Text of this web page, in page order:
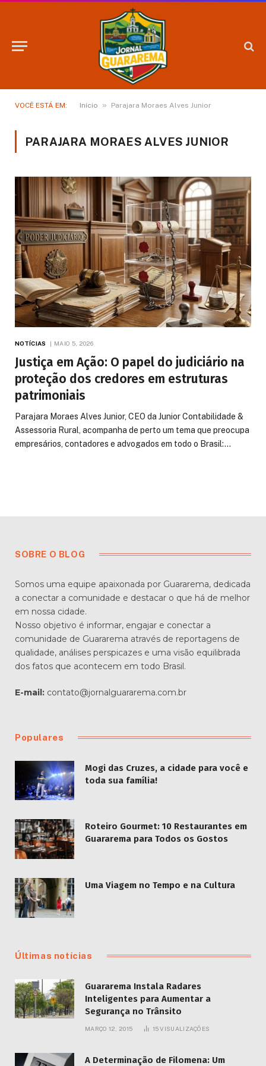
VOCÊ ESTÁ EM: Início » Parajara Moraes Alves Junior
PARAJARA MORAES ALVES JUNIOR
NOTÍCIAS MAIO 5, 2026
Justiça em Ação: O papel do judiciário na
proteção dos credores em estruturas
patrimoniais
Parajara Moraes Alves Junior, CEO da Junior Contabilidade &
Assessoria Rural, acompanha de perto um tema que preocupa
empresários, contadores e advogados em todo o Brasil:…
SOBRE O BLOG
Somos uma equipe apaixonada por Guararema, dedicada
a conectar a comunidade e destacar o que há de melhor
em nossa cidade.
Nosso objetivo é informar, engajar e conectar a
comunidade de Guararema através de reportagens de
qualidade, análises perspicazes e uma visão equilibrada
dos fatos que acontecem em todo Brasil.
E-mail: contato@jornalguararema.com.br
Populares
Mogi das Cruzes, a cidade para você e
toda sua família!
Roteiro Gourmet: 10 Restaurantes em
Guararema para Todos os Gostos
Uma Viagem no Tempo e na Cultura
Últimas notícias
Guararema Instala Radares
Inteligentes para Aumentar a
Segurança no Trânsito
MARÇO 12, 2015 15VISUALIZAÇÕES
A Determinação de Filomena: Um